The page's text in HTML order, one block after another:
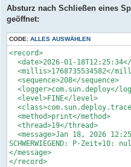
Absturz nach Schließen eines
geöffnet:
CODE: ALLES AUSWÄHLEN
<record>
<date>2026-01-
<millis>1768735534582</
  <sequence>208</sequence>
<logger>com.sun.deploy</
  <level>FINE</level>
  <method>print</method>
  <thread>19</thread>
<message>Jan 18, 2026
SCHWERWIEGEND: P-Zeit+10:
</message>
</record>